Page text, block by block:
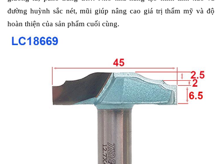
đường huỳnh sắc nét, mũi giúp nâng cao giá trị thẩm mỹ và độ
hoàn thiện của sản phẩm cuối cùng.